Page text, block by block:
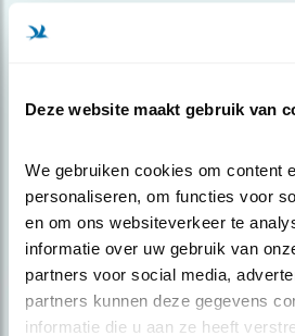
Deze website maakt gebruik van
We gebruiken cookies om content
personaliseren, om functies voor
en om ons websiteverkeer te
informatie over uw gebruik van
partners voor social media,
partners kunnen deze gegevens
informatie die u aan ze heeft
Meld je aan en ontvang nieuws,
over vogels en activiteiten van